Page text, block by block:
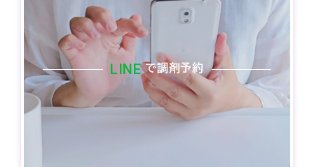
LINE で調剤予約